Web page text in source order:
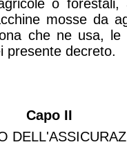
o
mosse da
che ne usa, le
presente decreto.
Capo II